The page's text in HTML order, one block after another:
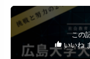
この
いいね